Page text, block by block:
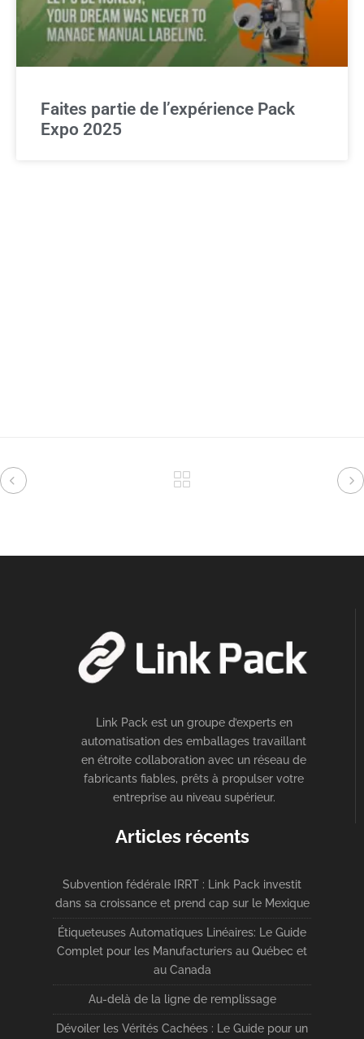
Faites partie de l’expérience Pack
Expo 2025
Link Pack est un groupe d’experts en
automatisation des emballages travaillant
en étroite collaboration avec un réseau de
fabricants fiables, prêts à propulser votre
entreprise au niveau supérieur.
Articles récents
Subvention fédérale IRRT : Link Pack investit
dans sa croissance et prend cap sur le Mexique
Étiqueteuses Automatiques Linéaires: Le Guide
Complet pour les Manufacturiers au Québec et
au Canada
Au-delà de la ligne de remplissage
Dévoiler les Vérités Cachées : Le Guide pour un